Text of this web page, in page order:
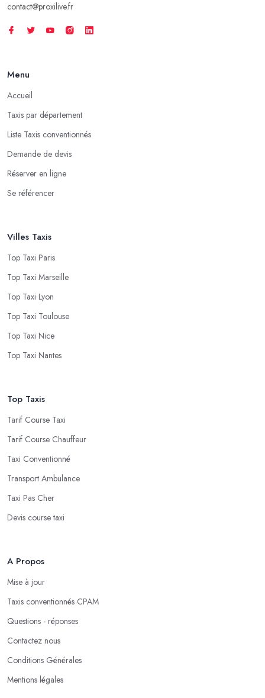
contact@proxilive.fr
Menu
Accueil
Taxis par département
Liste Taxis conventionnés
Demande de devis
Réserver en ligne
Se référencer
Villes Taxis
Top Taxi Paris
Top Taxi Marseille
Top Taxi Lyon
Top Taxi Toulouse
Top Taxi Nice
Top Taxi Nantes
Top Taxis
Tarif Course Taxi
Tarif Course Chauffeur
Taxi Conventionné
Transport Ambulance
Taxi Pas Cher
Devis course taxi
A Propos
Mise à jour
Taxis conventionnés CPAM
Questions - réponses
Contactez nous
Conditions Générales
Mentions légales